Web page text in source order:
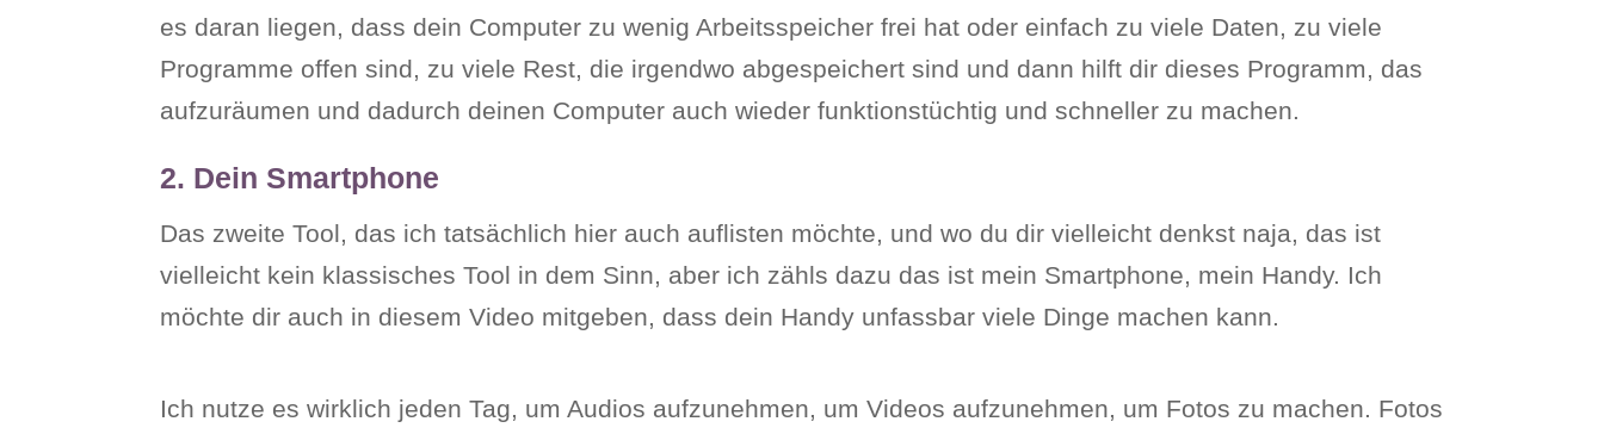
es daran liegen, dass dein Computer zu wenig Arbeitsspeicher frei hat oder einfach zu viele Daten, zu viele
Programme offen sind, zu viele Rest, die irgendwo abgespeichert sind und dann hilft dir dieses Programm, das
aufzuräumen und dadurch deinen Computer auch wieder funktionstüchtig und schneller zu machen.
2. Dein Smartphone
Das zweite Tool, das ich tatsächlich hier auch auflisten möchte, und wo du dir vielleicht denkst naja, das ist
vielleicht kein klassisches Tool in dem Sinn, aber ich zähls dazu das ist mein Smartphone, mein Handy. Ich
möchte dir auch in diesem Video mitgeben, dass dein Handy unfassbar viele Dinge machen kann.
Ich nutze es wirklich jeden Tag, um Audios aufzunehmen, um Videos aufzunehmen, um Fotos zu machen. Fotos